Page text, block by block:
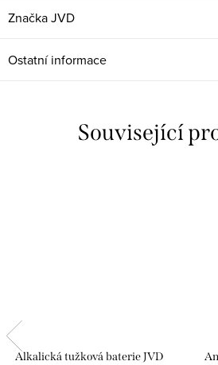
ZnačkaJVD
Ostatní informace
Související
Alkalická tužková baterie JVD